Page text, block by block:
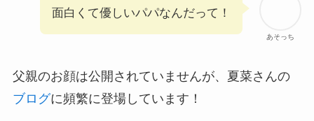
あそっち
面白くて優しいパパなんだって！
父親のお顔は公開されていませんが、夏菜さんの
ブログに頻繁に登場しています！